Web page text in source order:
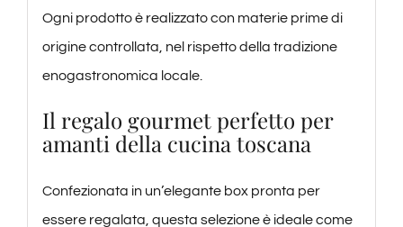
Ogni prodotto è realizzato con materie prime di
origine controllata, nel rispetto della tradizione
enogastronomica locale.
Il regalo gourmet perfetto per
amanti della cucina toscana
Confezionata in un’elegante box pronta per
essere regalata, questa selezione è ideale come